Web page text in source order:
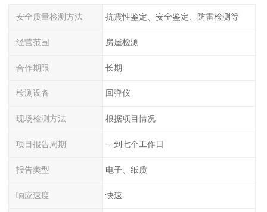
安全质量检测方法 抗震性鉴定、安全鉴定、防雷检测等
经营范围 房屋检测
合作期限 长期
检测设备 回弹仪
现场检测方法 根据项目情况
项目报告周期 一到七个工作日
报告类型 电子、纸质
响应速度 快速